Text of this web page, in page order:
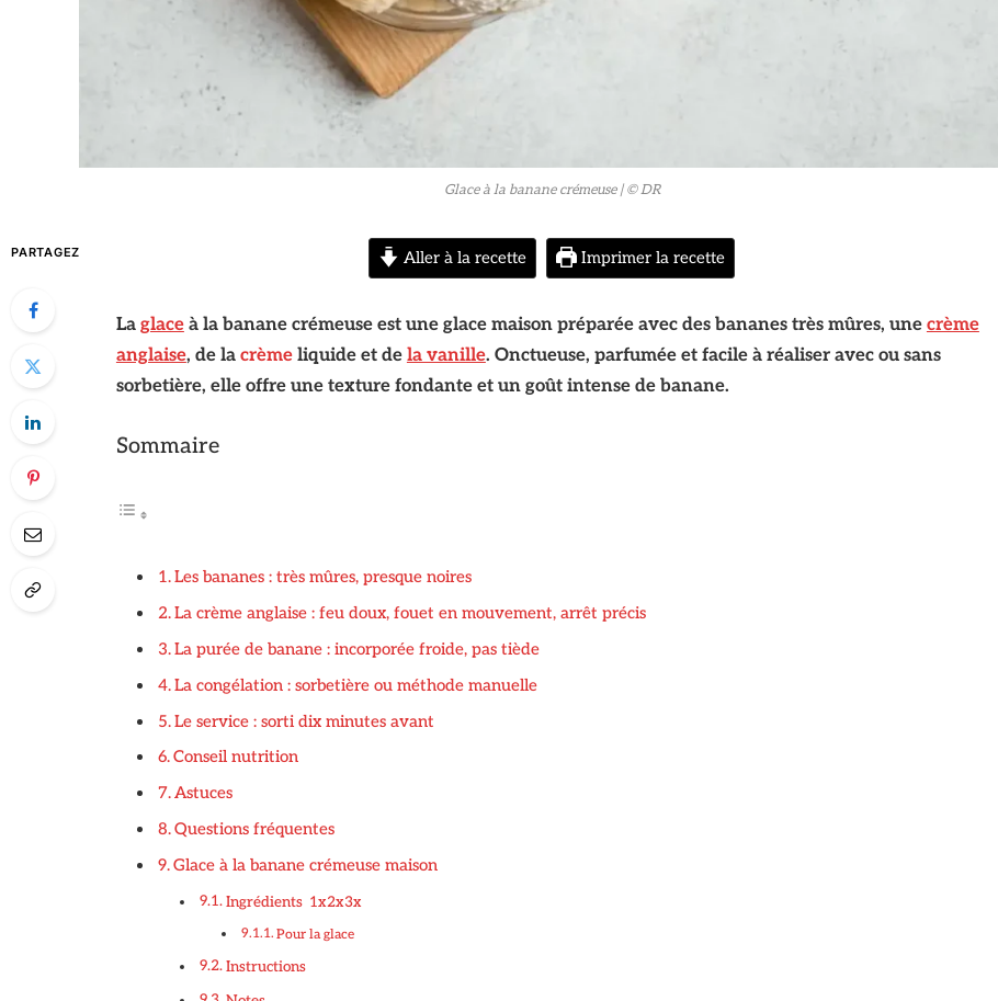
Glace à la banane crémeuse | © DR
PARTAGEZ Aller à la recette Imprimer la recette
La glaceà la banane crémeuse est une glace maison préparée avec des bananes très mûres, une crème
anglaise, de la crèmeliquide et de la vanille. Onctueuse, parfumée et facile à réaliser avec ou sans
sorbetière, elle offre une texture fondante et un goût intense de banane.
Sommaire
Les bananes : très mûres, presque noires
La crème anglaise : feu doux, fouet en mouvement, arrêt précis
La purée de banane : incorporée froide, pas tiède
La congélation : sorbetière ou méthode manuelle
Le service : sorti dix minutes avant
Conseil nutrition
Astuces
Questions fréquentes
Glace à la banane crémeuse maison
Ingrédients 1x2x3x
Pour la glace
Instructions